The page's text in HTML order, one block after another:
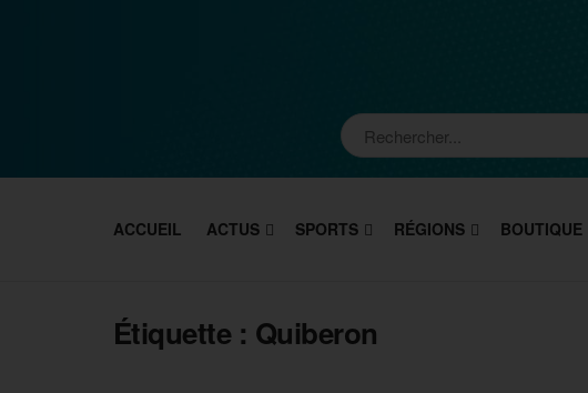
ACCUEIL ACTUS SPORTS RÉGIONS BOUTIQUE
Étiquette : Quiberon